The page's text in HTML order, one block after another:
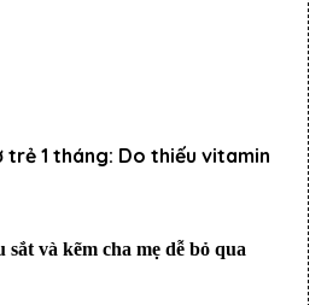
trẻ 1 tháng: Do thiếu vitamin